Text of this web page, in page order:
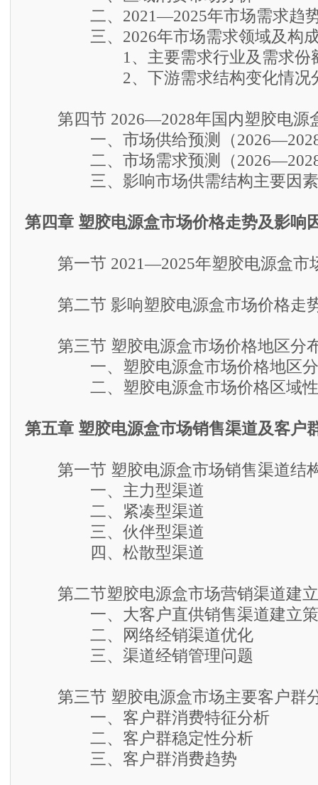
二、2021—2025年市场需求趋势
三、2026年市场需求领域及构成
1、主要需求行业及需求份
2、下游需求结构变化情况
第四节 2026—2028年国内塑胶电源
一、市场供给预测（2026—2028
二、市场需求预测（2026—2028
三、影响市场供需结构主要因素
第四章 塑胶电源盒市场价格走势及影响
第一节 2021—2025年塑胶电源盒市
第二节 影响塑胶电源盒市场价格走
第三节 塑胶电源盒市场价格地区分
一、塑胶电源盒市场价格地区分
二、塑胶电源盒市场价格区域性
第五章 塑胶电源盒市场销售渠道及客户
第一节 塑胶电源盒市场销售渠道结
一、主力型渠道
二、紧凑型渠道
三、伙伴型渠道
四、松散型渠道
第二节塑胶电源盒市场营销渠道建
一、大客户直供销售渠道建立策
二、网络经销渠道优化
三、渠道经销管理问题
第三节 塑胶电源盒市场主要客户群
一、客户群消费特征分析
二、客户群稳定性分析
三、客户群消费趋势